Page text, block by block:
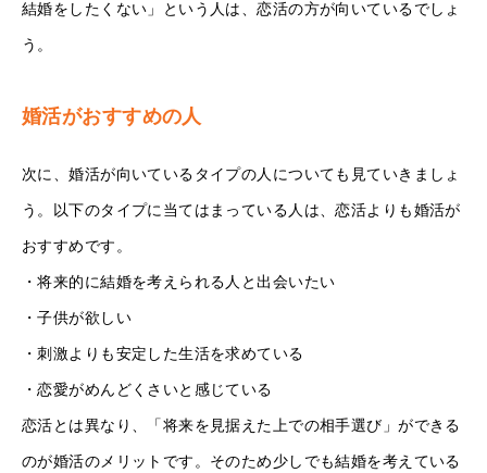
結婚をしたくない」という人は、恋活の方が向いているでしょ
う。
婚活がおすすめの人
次に、婚活が向いているタイプの人についても見ていきましょ
う。以下のタイプに当てはまっている人は、恋活よりも婚活が
おすすめです。
・将来的に結婚を考えられる人と出会いたい
・子供が欲しい
・刺激よりも安定した生活を求めている
・恋愛がめんどくさいと感じている
恋活とは異なり、「将来を見据えた上での相手選び」ができる
のが婚活のメリットです。そのため少しでも結婚を考えている